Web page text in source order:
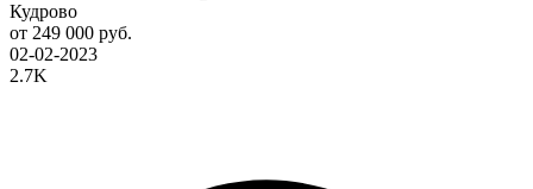
Кудрово
от 249 000 руб.
02-02-2023
2.7K